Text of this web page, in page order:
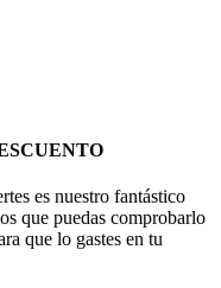
es nuestro fantástico
que puedas comprobarlo
que lo gastes en tu